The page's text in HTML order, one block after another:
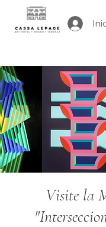
Visite la